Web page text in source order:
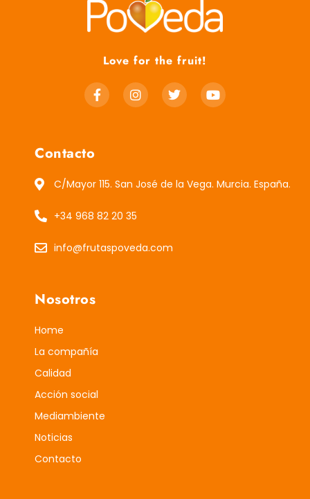
Love for the fruit!
Contacto
C/Mayor 115. San José de la Vega. Murcia. España.
+34 968 82 20 35
info@frutaspoveda.com
Nosotros
Home
La compañía
Calidad
Acción social
Mediambiente
Noticias
Contacto